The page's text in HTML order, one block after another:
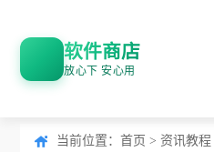
软件商店
放心下 安心用
当前位置： 首页 > 资讯教程